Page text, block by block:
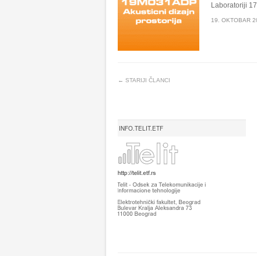
Laboratoriji
19. OKTOBAR
← STARIJI ČLANCI
INFO.TELIT.ETF